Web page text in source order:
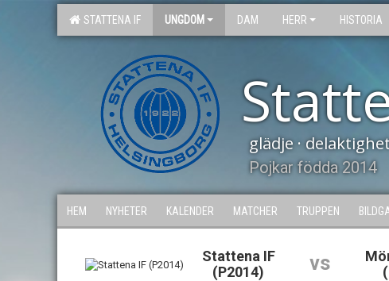
STATTENA IF UNGDOM DAM HERR HISTORIA
glädje ·
Pojkar födda 2014
HEM NYHETER KALENDER MATCHER TRUPPEN
Stattena IF
(P2014)
vs